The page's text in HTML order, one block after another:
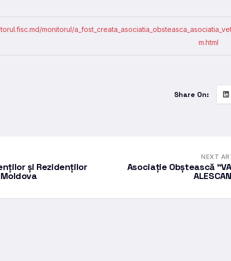
monitorul/
m.html
Share On:
și Rezidenților
NEXT
Asociație Obștească